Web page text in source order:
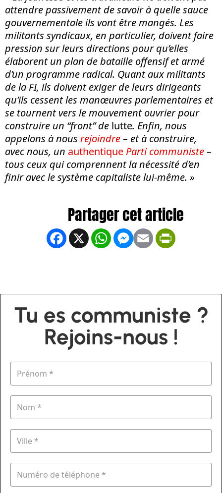
attendre passivement de savoir à quelle sauce
gouvernementale ils vont être mangés. Les
militants syndicaux, en particulier, doivent faire
pression sur leurs directions pour qu’elles
élaborent un plan de bataille offensif et armé
d’un programme radical. Quant aux militants
de la FI, ils doivent exiger de leurs dirigeants
qu’ils cessent les manœuvres parlementaires et
se tournent vers le mouvement ouvrier pour
construire un “front” de lutte. Enfin, nous
appelons à nous rejoindre– et à construire,
avec nous, un authentique Parti communiste–
tous ceux qui comprennent la nécessité d’en
finir avec le système capitaliste lui-même. »
Facebook
X WhatsApp
Messenger
Email
Tu es communiste ?
Rejoins-nous !